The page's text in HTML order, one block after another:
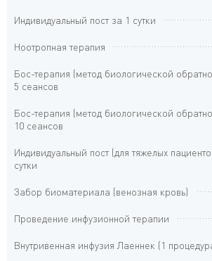
Индивидуальный пост за 1 сутки
Ноотропная терапия
Бос-терапия (метод биологической
5 сеансов
Бос-терапия (метод биологической
10 сеансов
Индивидуальный пост (для тяжелых
сутки
Забор биоматериала (венозная кровь)
Проведение инфузионной терапии
Внутривенная инфузия Лаеннек (1